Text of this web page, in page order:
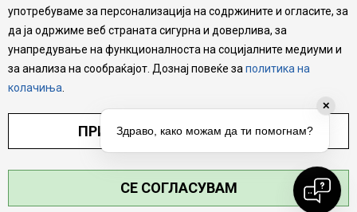
Настојуваме да бидеме што попрецизни во описот на
производите, прикажување на слики и цени, но не
можеме да гарантираме дека сите информации се
комплетни и без грешка. Сите производи се дел од
нашата понуда, но не се подразбира дека мора да се
достапни во секој момент.
. СИТЕ ПРАВА ЗАДРЖАНИ.
употребуваме за персонализација на содржините и огласите, за
да ја одржиме веб страната сигурна и доверлива, за
унапредување на функционалноста на социјалните медиуми и
за анализа на сообраќајот. Дознај повеќе за политика на
колачиња
ПРИЛАГОДИ ПОСТАВУВАЊА
СЕ СОГЛАСУВАМ
✕
Здраво, како можам да ти помогнам?